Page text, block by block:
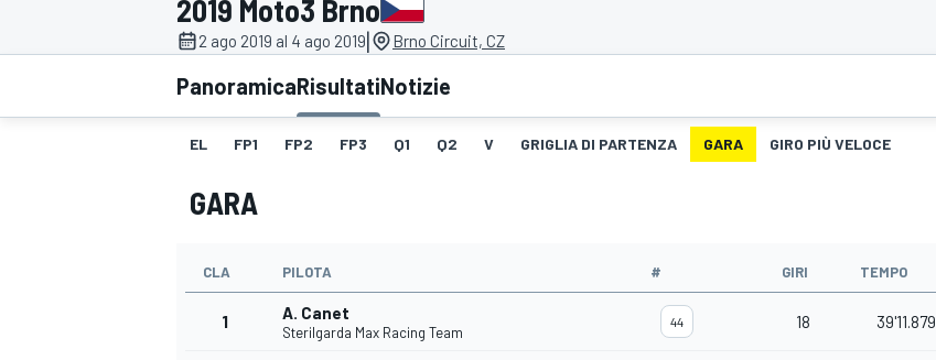
MOTOGP
WRC
2019 Moto3 Brno
2 ago 2019 al 4 ago 2019| Brno Circuit, CZ
PanoramicaRisultatiNotizie
EL FP1 FP2 FP3 Q1 Q2 V GRIGLIA DI PARTENZA GARA GIRO PIÙ VELOCE
GARA
CLA PILOTA # GIRI TEMPO
1 A. Canet
Sterilgarda Max Racing Team
44 18 39'11.879